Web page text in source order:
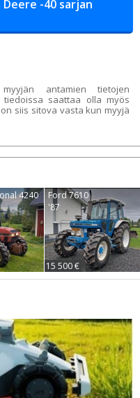
-40 sarjan
antamien tietojen
tiedoissa saattaa olla myös
siis sitova vasta kun myyjä
4240
Ford 7610
'87
15 500 €